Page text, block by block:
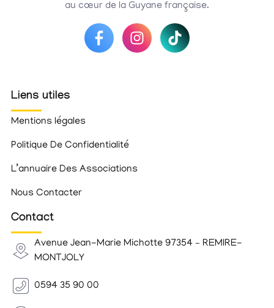
au cœur de la Guyane française.
Liens utiles
Mentions légales
Politique De Confidentialité
L’annuaire Des Associations
Nous Contacter
Contact
Avenue Jean-Marie Michotte 97354 – REMIRE-
MONTJOLY
0594 35 90 00